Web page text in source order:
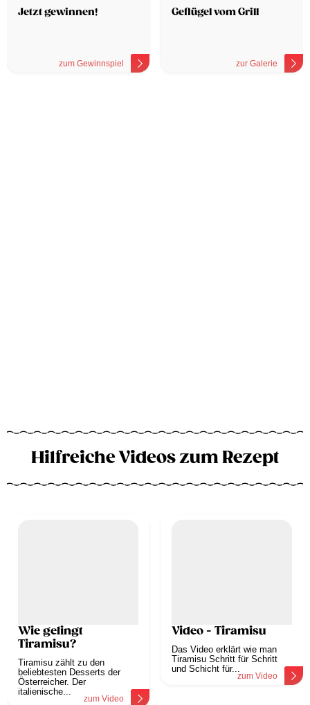
Jetzt gewinnen!
zum Gewinnspiel
Geflügel vom Grill
zur Galerie
Hilfreiche Videos zum Rezept
Wie gelingt
Tiramisu?
Tiramisu zählt zu den
beliebtesten Desserts der
Österreicher. Der
italienische...
zum Video
Video - Tiramisu
Das Video erklärt wie man
Tiramisu Schritt für Schritt
und Schicht für...
zum Video